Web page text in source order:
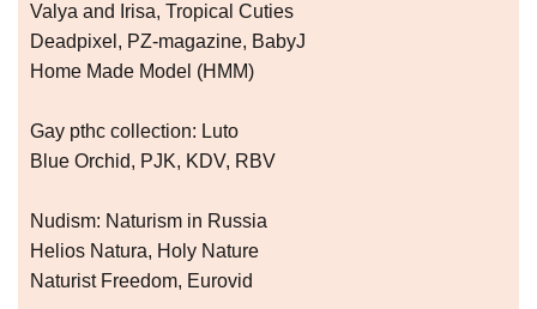
Valya and Irisa, Tropical Cuties
Deadpixel, PZ-magazine, BabyJ
Home Made Model (HMM)
Gay рthс collection: Luto
Blue Orchid, PJK, KDV, RBV
Nudism: Naturism in Russia
Helios Natura, Holy Nature
Naturist Freedom, Eurovid